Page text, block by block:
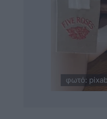
φωτό: